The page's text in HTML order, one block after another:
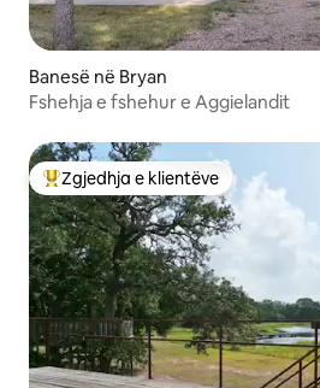
Banesë në Bryan
Fshehja e fshehur e Aggielandit
Më të mirat e zgjedhjeve të klientëve
Zgjedhja e klientëve